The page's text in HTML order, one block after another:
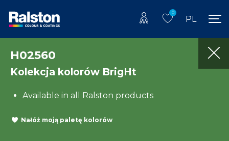
0
PL
H02560
Kolekcja kolorów BrigHt
Available in all Ralston products
Nałóż moją paletę kolorów